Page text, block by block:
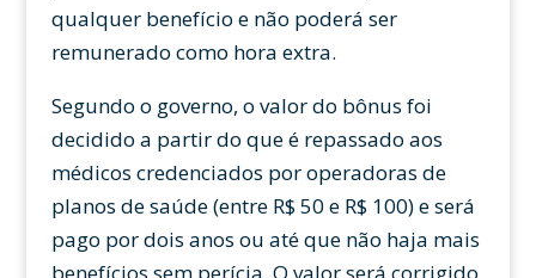
qualquer benefício e não poderá ser
remunerado como hora extra.
Segundo o governo, o valor do bônus foi
decidido a partir do que é repassado aos
médicos credenciados por operadoras de
planos de saúde (entre R$ 50 e R$ 100) e será
pago por dois anos ou até que não haja mais
benefícios sem perícia. O valor será corrigido